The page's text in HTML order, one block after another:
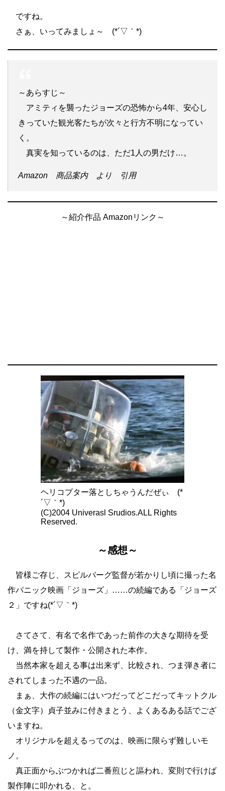
ですね。
さぁ、いってみましょ～ (*´▽｀*)
～あらすじ～
アミティを襲ったジョーズの恐怖から4年、安心し
きっていた観光客たちが次々と行方不明になってい
く。
真実を知っているのは、ただ1人の男だけ…。
Amazon 商品案内 より 引用
～紹介作品 Amazonリンク～
ヘリコプター落としちゃうんだぜぃ (*
´▽｀*)
(C)2004 Univerasl Srudios.ALL Rights
Reserved.
～感想～
皆様ご存じ、スピルバーグ監督が若かりし頃に撮った名
作パニック映画「ジョーズ」……の続編である「ジョーズ
２」ですね(*´▽｀*)
さてさて、有名で名作であった前作の大きな期待を受
け、満を持して製作・公開された本作。
当然本家を超える事は出来ず、比較され、つま弾き者に
されてしまった不遇の一品。
まぁ、大作の続編にはいつだってどこだってキットクル
（金文字）貞子並みに付きまとう、よくあるある話でござ
いますね。
オリジナルを超えるってのは、映画に限らず難しいモ
ノ。
真正面からぶつかれば二番煎じと謳われ、変則で行けば
製作陣に叩かれる、と。